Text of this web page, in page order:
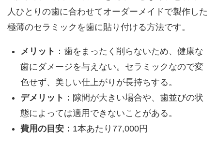
人ひとりの歯に合わせてオーダーメイドで製作した
極薄のセラミックを歯に貼り付ける方法です。
メリット ： 歯をまったく削らないため、健康な
歯にダメージを与えない。 セラミックなので変
色せず、美しい仕上がりが長持ちする。
デメリット： 隙間が大きい場合や、歯並びの状
態によっては適用できないことがある。
費用の目安： 1本あたり77,000円